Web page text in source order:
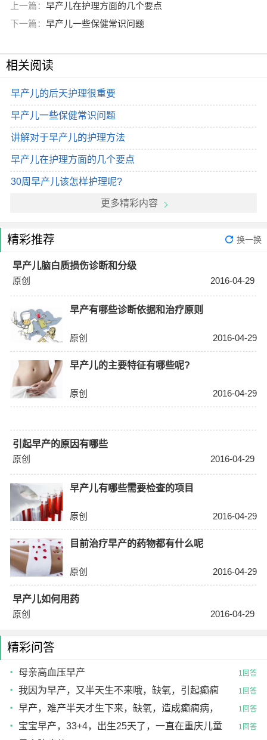
上一篇： 早产儿在护理方面的几个要点
下一篇： 早产儿一些保健常识问题
相关阅读
早产儿的后天护理很重要
早产儿一些保健常识问题
讲解对于早产儿的护理方法
早产儿在护理方面的几个要点
30周早产儿该怎样护理呢?
更多精彩内容
精彩推荐 换一换
早产儿脑白质损伤诊断和分级
原创
2016-04-29
早产有哪些诊断依据和治疗原则
原创 2016-04-29
早产儿的主要特征有哪些呢?
原创 2016-04-29
引起早产的原因有哪些
原创
2016-04-29
早产儿有哪些需要检查的项目
原创 2016-04-29
目前治疗早产的药物都有什么呢
原创 2016-04-29
早产儿如何用药
原创
2016-04-29
精彩问答
母亲高血压早产 1回答
我因为早产，又半天生不来哦，缺氧，引起癫痫
病，大发作，最流口
1回答
早产，难产半天才生下来，缺氧，造成癫痫病，
怎么治，生下来才，
1回答
宝宝早产，33+4，出生25天了，一直在重庆儿童
1回答